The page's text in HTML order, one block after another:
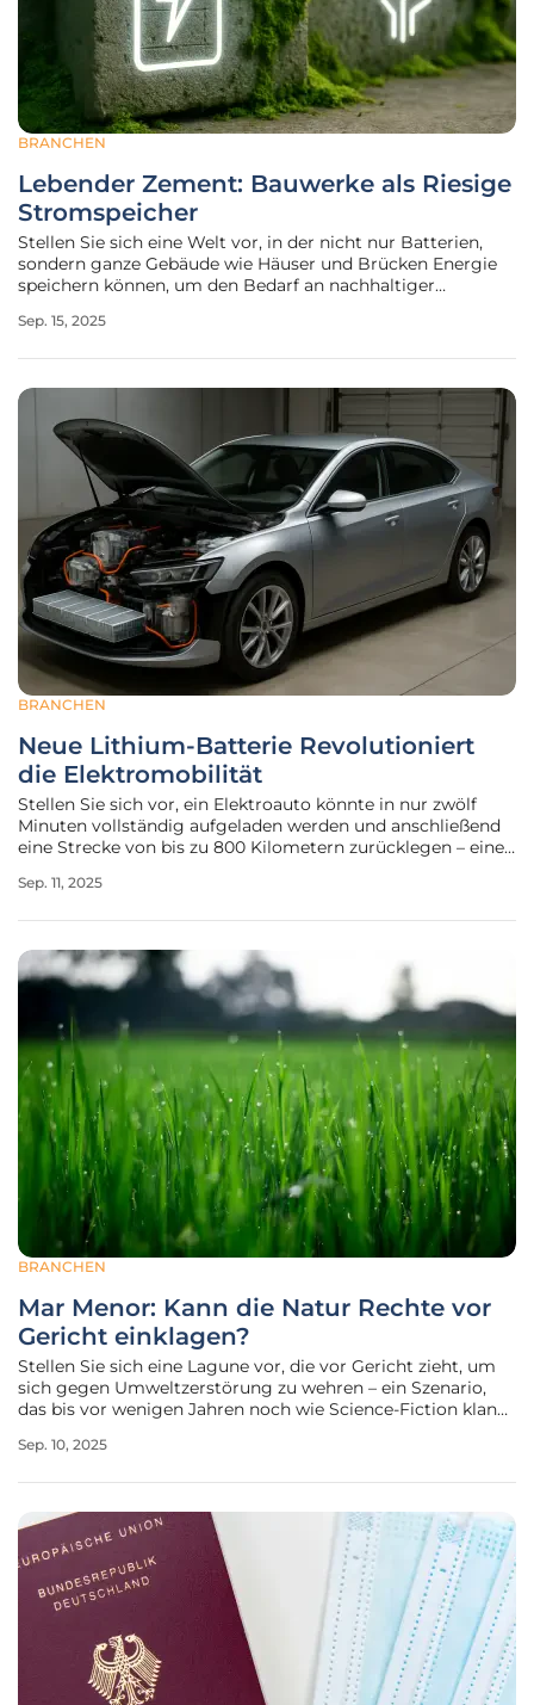
BRANCHEN
Lebender Zement: Bauwerke als Riesige
Stromspeicher
Stellen Sie sich eine Welt vor, in der nicht nur Batterien,
sondern ganze Gebäude wie Häuser und Brücken Energie
speichern können, um den Bedarf an nachhaltiger
entscheidenden Beitrag zur Energiewende leisten. An der
Sep. 15, 2025
BRANCHEN
Neue Lithium-Batterie Revolutioniert
die Elektromobilität
Stellen Sie sich vor, ein Elektroauto könnte in nur zwölf
Minuten vollständig aufgeladen werden und anschließend
eine Strecke von bis zu 800 Kilometern zurücklegen – eine
Batterietechnologie nun greifbar nahe scheint. Die
Sep. 11, 2025
BRANCHEN
Mar Menor: Kann die Natur Rechte vor
Gericht einklagen?
Stellen Sie sich eine Lagune vor, die vor Gericht zieht, um
sich gegen Umweltzerstörung zu wehren – ein Szenario,
das bis vor wenigen Jahren noch wie Science-Fiction klang,
Menor, die größte Salzwasserlagune des Mittelmeerraums,
Sep. 10, 2025